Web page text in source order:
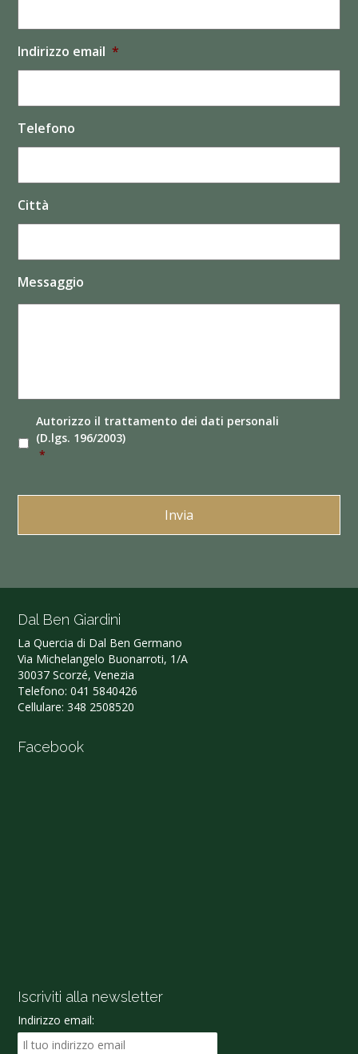
Indirizzo email *
Telefono
Città
Messaggio
Autorizzo il trattamento dei dati personali
(D.lgs. 196/2003)
*
Dal Ben Giardini
La Quercia di Dal Ben Germano‎
Via Michelangelo Buonarroti, 1/A
30037 Scorzé, Venezia
Telefono:041 5840426
Cellulare:348 2508520
Facebook
Iscriviti alla newsletter
Indirizzo email: